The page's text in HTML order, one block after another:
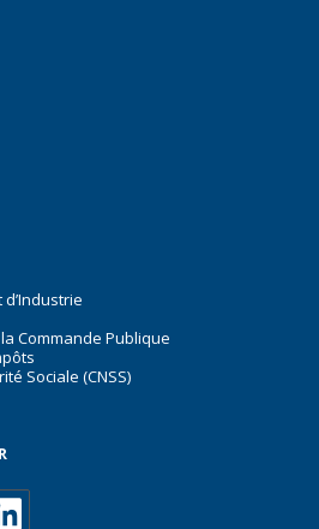
Commande Publique
Sociale (CNSS)